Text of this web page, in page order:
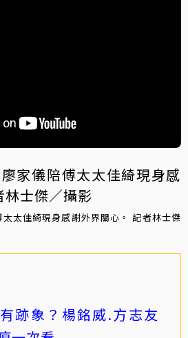
太佳綺現身感謝外界關心。 記者林士傑
跡象？楊銘威.方志友